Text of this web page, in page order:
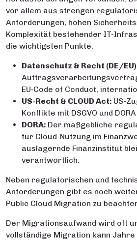
vor allem aus strengen
Anforderungen, hohen
Komplexität bestehender IT-
die wichtigsten Punkte:
Datenschutz & Recht (DE/
Auftragsverarbeitungsvertrag,
EU‑Code of Conduct,
US-Recht & CLOUD Act: US-
Konflikte mit DSGVO und DORA
DORA: Der maßgebliche
für Cloud-Nutzung im
auslagernde Finanzinstitut
verantwortlich.
Neben regulatorischen und
Anforderungen gibt es noch
Public Cloud Migration zu
Der Migrationsaufwand wird oft
vollständige Migration kann